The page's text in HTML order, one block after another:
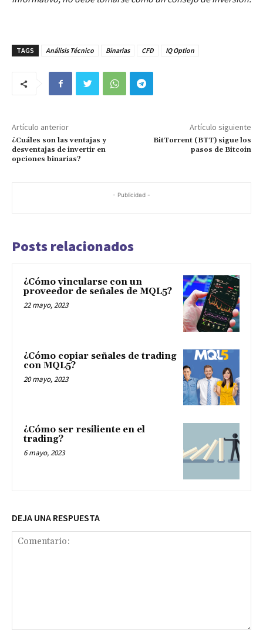
TAGS Análisis Técnico Binarias CFD IQ Option
Artículo anterior
¿Cuáles son las ventajas y
desventajas de invertir en
opciones binarias?
Artículo siguiente
BitTorrent (BTT) sigue los
pasos de Bitcoin
- Publicidad -
Posts relacionados
¿Cómo vincularse con un
proveedor de señales de MQL5?
22 mayo, 2023
¿Cómo copiar señales de trading
con MQL5?
20 mayo, 2023
¿Cómo ser resiliente en el
trading?
6 mayo, 2023
DEJA UNA RESPUESTA